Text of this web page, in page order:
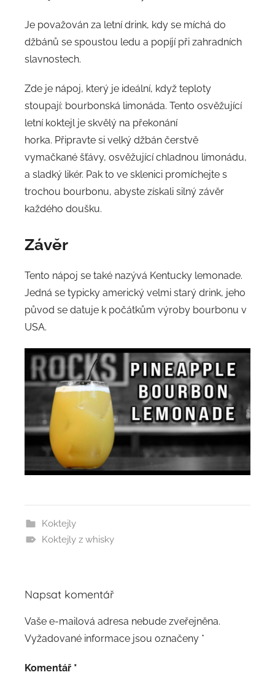
Je považován za letní drink, kdy se míchá do
džbánů se spoustou ledu a popíjí při zahradních
slavnostech.
Zde je nápoj, který je ideální, když teploty
stoupají: bourbonská limonáda. Tento osvěžující
letní koktejl je skvělý na překonání
horka. Připravte si velký džbán čerstvě
vymačkané šťávy, osvěžující chladnou limonádu,
a sladký likér. Pak to ve sklenici promíchejte s
trochou bourbonu, abyste získali silný závěr
každého doušku.
Závěr
Tento nápoj se také nazývá Kentucky lemonade.
Jedná se typicky americký velmi starý drink, jeho
původ se datuje k počátkům výroby bourbonu v
USA.
Koktejly
Koktejly z whisky
Napsat komentář
Vaše e-mailová adresa nebude zveřejněna.
Vyžadované informace jsou označeny *
Komentář *